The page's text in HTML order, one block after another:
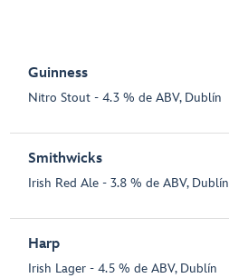
Guinness
Nitro Stout - 4.3 % de ABV, Dublín
Smithwicks
Irish Red Ale - 3.8 % de ABV, Dublín
Harp
Irish Lager - 4.5 % de ABV, Dublín